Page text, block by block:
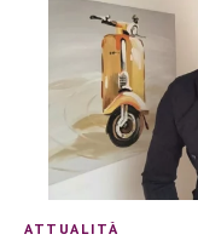
ATTUALITÀ